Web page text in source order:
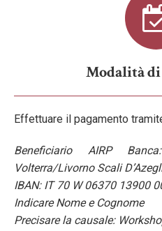
Modalità
Effettuare il pagamento
Beneficiario AIRP
Volterra/Livorno Scali
IBAN: IT 70 W 06370 13900
Indicare Nome e Cognome
Precisare la causale: